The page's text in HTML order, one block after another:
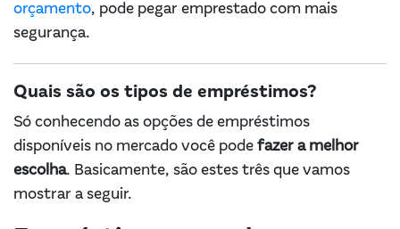
orçamento, pode pegar emprestado com mais
segurança.
Quais são os tipos de empréstimos?
Só conhecendo as opções de empréstimos
disponíveis no mercado você pode fazer a melhor
escolha. Basicamente, são estes três que vamos
mostrar a seguir.